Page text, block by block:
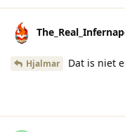
Hjalmar Dat is niet